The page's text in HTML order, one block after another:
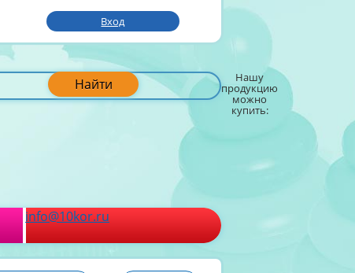
Вход
Найти Нашу
продукцию
можно
купить:
info@10kor.ru